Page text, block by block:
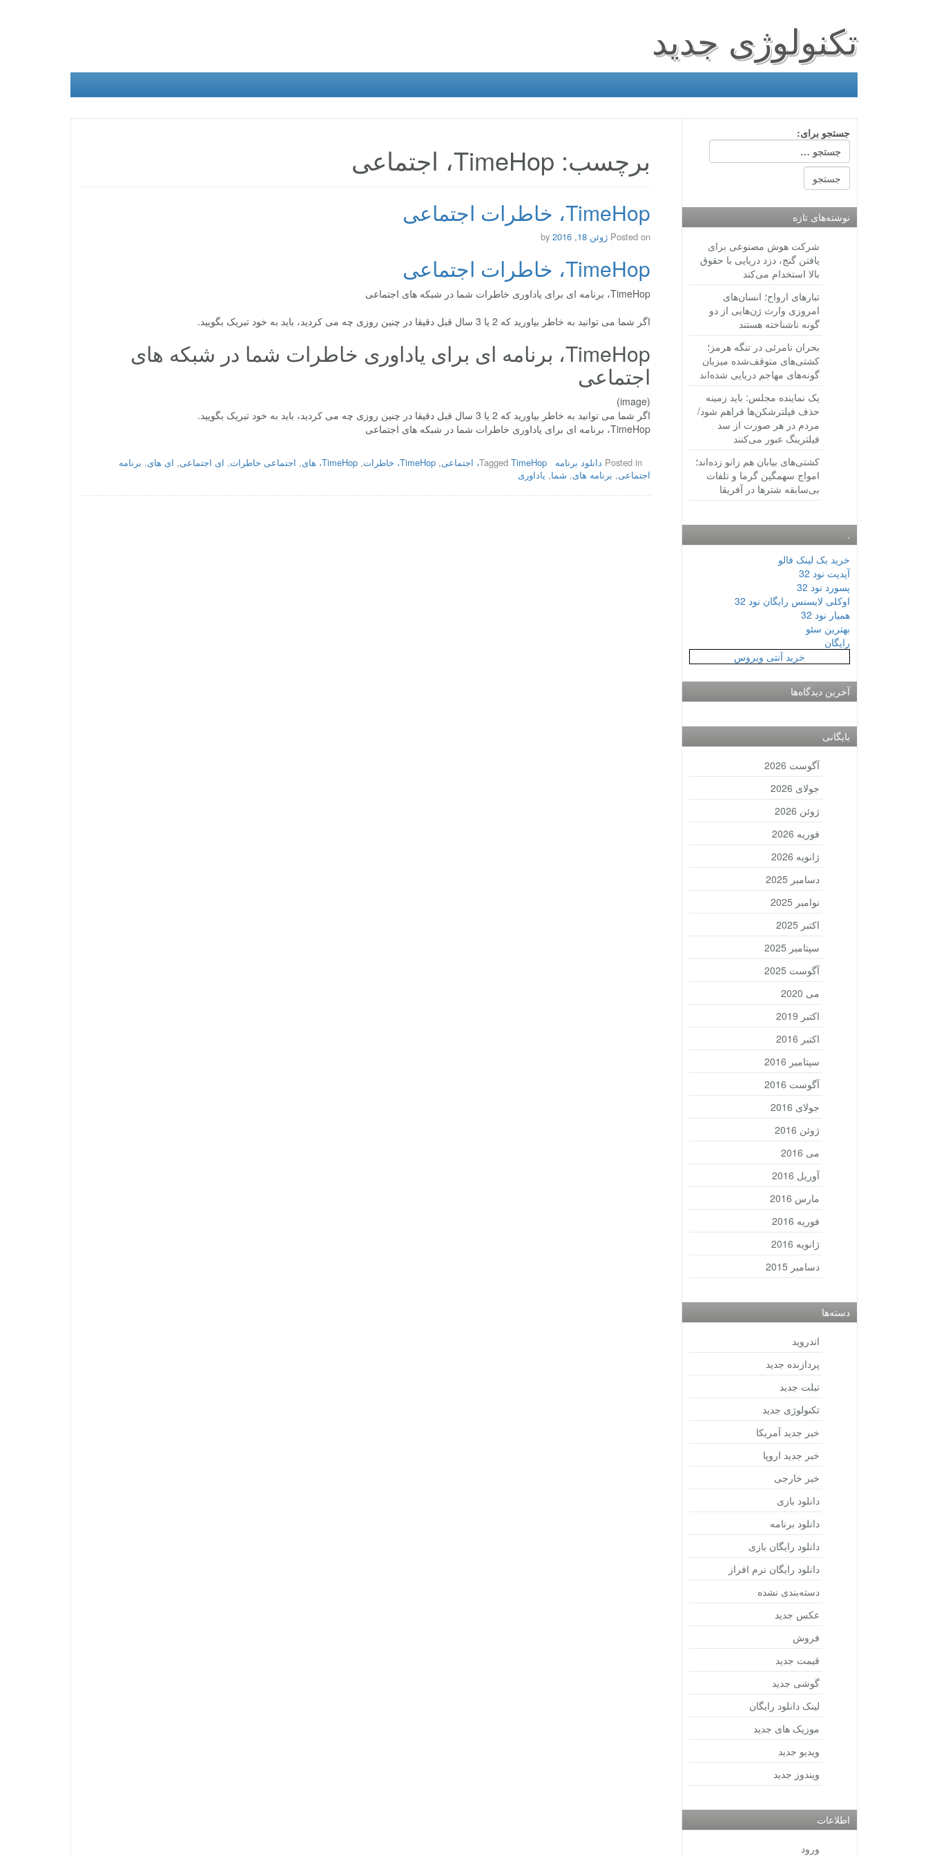
تکنولوژی جدید
برچسب: TimeHop، اجتماعی
TimeHop، خاطرات اجتماعی
Posted on ژوئن 18, 2016 by
TimeHop، خاطرات اجتماعی
TimeHop، برنامه ای برای یاداوری خاطرات شما در شبکه های اجتماعی
اگر شما می توانید به خاطر بیاورید که 2 یا 3 سال قبل دقیقا در چنین روزی چه می کردید، باید به خود تبریک بگویید.
TimeHop، برنامه ای برای یاداوری خاطرات شما در شبکه های
اجتماعی
(image)
اگر شما می توانید به خاطر بیاورید که 2 یا 3 سال قبل دقیقا در چنین روزی چه می کردید، باید به خود تبریک بگویید.
TimeHop، برنامه ای برای یاداوری خاطرات شما در شبکه های اجتماعی
Posted in دانلود برنامه Tagged TimeHop، اجتماعی ,TimeHop، خاطرات ,TimeHop، های , اجتماعی خاطرات, ای اجتماعی, ای های, برنامه
اجتماعی, برنامه های, شما, یاداوری
جستجو برای:
نوشته‌های تازه
شرکت هوش مصنوعی برای
یافتن گنج، دزد دریایی با حقوق
بالا استخدام می‌کند
تبارهای ارواح؛ انسان‌های
امروزی وارث ژن‌هایی از دو
گونه ناشناخته هستند
بحران نامرئی در تنگه هرمز؛
کشتی‌های متوقف‌شده میزبان
گونه‌های مهاجم دریایی شده‌اند
یک نماینده مجلس: باید زمینه
حذف فیلترشکن‌ها فراهم شود/
مردم در هر صورت از سد
فیلترینگ عبور می‌کنند
کشتی‌های بیابان هم زانو زده‌اند؛
امواج سهمگین گرما و تلفات
بی‌سابقه شترها در آفریقا
.
خرید بک لینک فالو
آپدیت نود 32
پسورد نود 32
اوکلی لایسنس رایگان نود 32
همیار نود 32
بهترین سئو
رایگان
خرید آنتی ویروس
آخرین دیدگاه‌ها
بایگانی
آگوست 2026
جولای 2026
ژوئن 2026
فوریه 2026
ژانویه 2026
دسامبر 2025
نوامبر 2025
اکتبر 2025
سپتامبر 2025
آگوست 2025
می 2020
اکتبر 2019
اکتبر 2016
سپتامبر 2016
آگوست 2016
جولای 2016
ژوئن 2016
می 2016
آوریل 2016
مارس 2016
فوریه 2016
ژانویه 2016
دسامبر 2015
دسته‌ها
اندروید
پردازنده جدید
تبلت جدید
تکنولوژی جدید
خبر جدید آمریکا
خبر جدید اروپا
خبر خارجی
دانلود بازی
دانلود برنامه
دانلود رایگان بازی
دانلود رایگان نرم افراز
دسته‌بندی نشده
عکس جدید
فروش
قیمت جدید
گوشی جدید
لینک دانلود رایگان
موزیک های جدید
ویدیو جدید
ویندوز جدید
اطلاعات
ورود